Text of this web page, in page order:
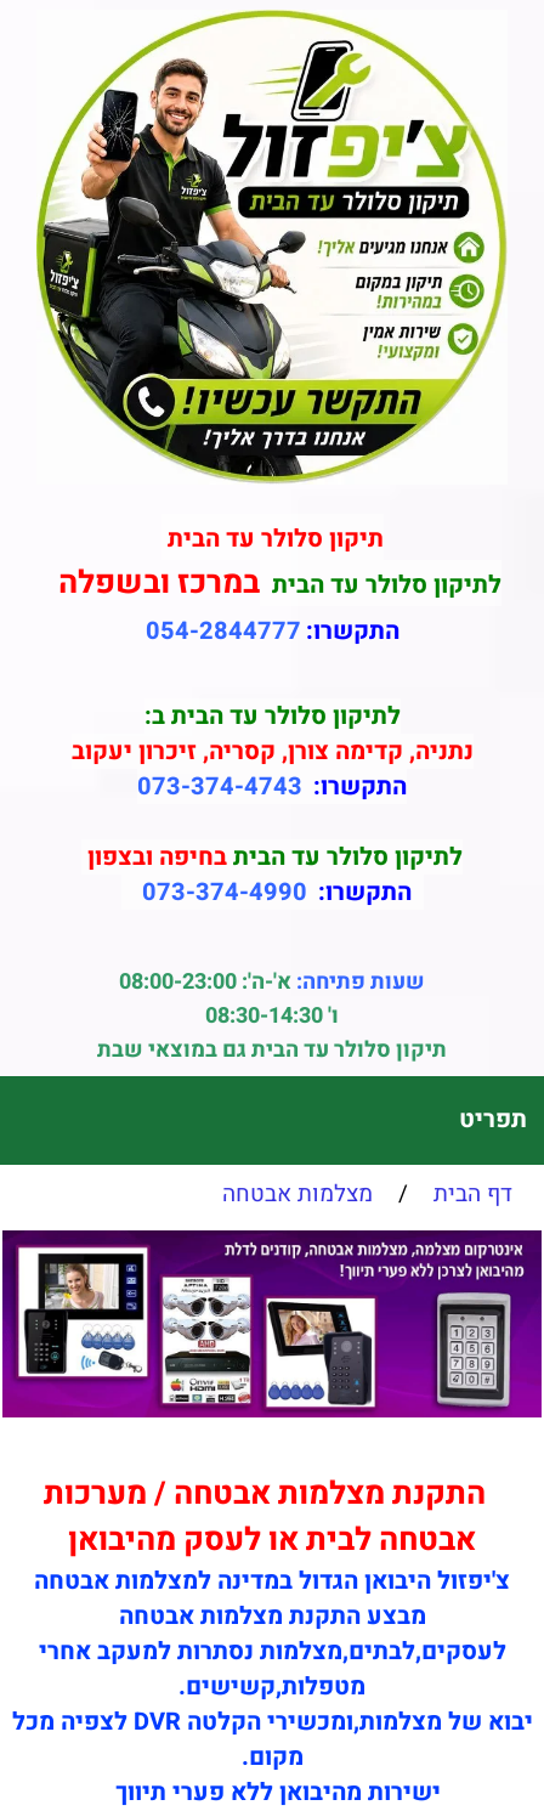
תיקון סלולר עד הבית
לתיקון סלולר עד הביתבמרכז ובשפלה
התקשרו: 054-2844777
לתיקון סלולר עד הבית ב:
נתניה, קדימה צורן, קסריה, זיכרון יעקוב
התקשרו: 073-374-4743
לתיקון סלולר עד הביתבחיפה ובצפון
התקשרו: 073-374-4990
שעות פתיחה:א'-ה': 08:00-23:00
ו' 08:30-14:30
תיקון סלולר עד הבית גם במוצאי שבת
תפריט
דף הבית / מצלמות אבטחה
התקנת מצלמות אבטחה / מערכות
אבטחה לבית או לעסק מהיבואן
צ'יפזול היבואן הגדול במדינה למצלמות אבטחה
מבצע התקנת מצלמות אבטחה
לעסקים,לבתים,מצלמות נסתרות למעקב אחרי
מטפלות,קשישים.
יבוא של מצלמות,ומכשירי הקלטה DVR לצפיה מכל
מקום.
ישירות מהיבואן ללא פערי תיווך